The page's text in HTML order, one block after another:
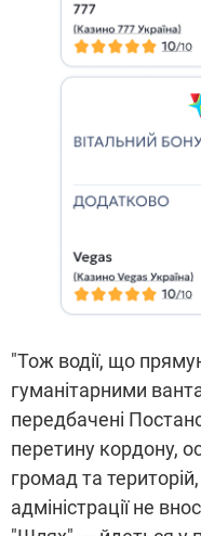
"Тож водії, що
гуманітарними
передбачені
перетину кордону,
громад та
адміністрації не